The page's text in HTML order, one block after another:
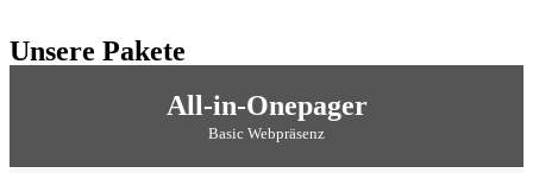
Unsere Pakete
All-in-Onepager
Basic Webpräsenz